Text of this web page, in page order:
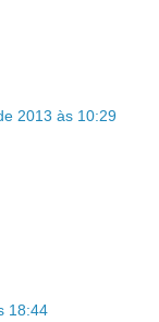
2013 às 10:29
18:44